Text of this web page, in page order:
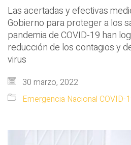
Las acertadas y efectivas
Gobierno para proteger a los
pandemia de COVID-19 han
reducción de los contagios y
virus
30 marzo, 2022
Emergencia Nacional COVID-